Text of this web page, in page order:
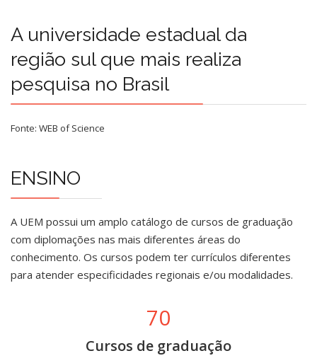
A universidade estadual da
região sul que mais realiza
pesquisa no Brasil
Fonte: WEB of Science
ENSINO
A UEM possui um amplo catálogo de cursos de graduação
com diplomações nas mais diferentes áreas do
conhecimento. Os cursos podem ter currículos diferentes
para atender especificidades regionais e/ou modalidades.
70
Cursos de graduação